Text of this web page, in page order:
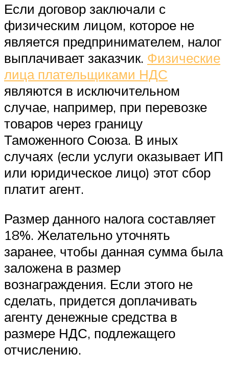
Если договор заключали с
физическим лицом, которое не
является предпринимателем, налог
выплачивает заказчик. Физические
лица плательщиками НДС
являются в исключительном
случае, например, при перевозке
товаров через границу
Таможенного Союза. В иных
случаях (если услуги оказывает ИП
или юридическое лицо) этот сбор
платит агент.
Размер данного налога составляет
18%. Желательно уточнять
заранее, чтобы данная сумма была
заложена в размер
вознаграждения. Если этого не
сделать, придется доплачивать
агенту денежные средства в
размере НДС, подлежащего
отчислению.